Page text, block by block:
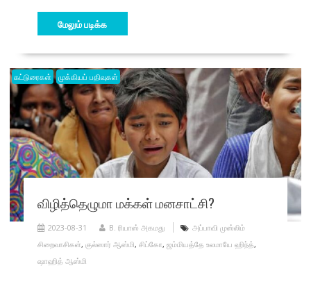
மேலும் படிக்க
கட்டுரைகள் முக்கியப் பதிவுகள்
விழித்தெழுமா மக்கள் மனசாட்சி?
2023-08-31 B. ரியாஸ் அகமது
அப்பாவி முஸ்லிம்
சிறைவாசிகள், குல்ஸார் ஆஸ்மி, சிப்கோ, ஜம்மியத்தே உலமாயே ஹிந்த்,
ஷாஹித் ஆஸ்மி